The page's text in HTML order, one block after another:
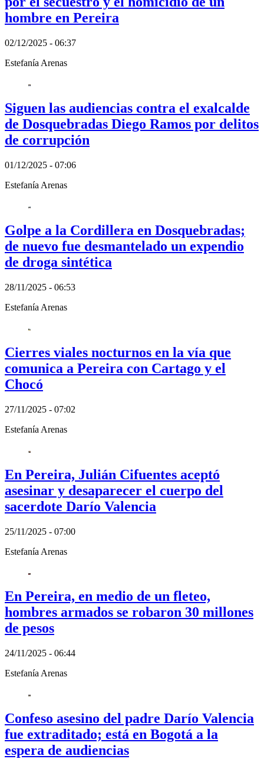
hombre en Pereira
02/12/2025 - 06:37
Estefanía Arenas
Siguen las audiencias contra el exalcalde
de Dosquebradas Diego Ramos por delitos
de corrupción
01/12/2025 - 07:06
Estefanía Arenas
Golpe a la Cordillera en Dosquebradas;
de nuevo fue desmantelado un expendio
de droga sintética
28/11/2025 - 06:53
Estefanía Arenas
Cierres viales nocturnos en la vía que
comunica a Pereira con Cartago y el
Chocó
27/11/2025 - 07:02
Estefanía Arenas
En Pereira, Julián Cifuentes aceptó
asesinar y desaparecer el cuerpo del
sacerdote Darío Valencia
25/11/2025 - 07:00
Estefanía Arenas
En Pereira, en medio de un fleteo,
hombres armados se robaron 30 millones
de pesos
24/11/2025 - 06:44
Estefanía Arenas
Confeso asesino del padre Darío Valencia
fue extraditado; está en Bogotá a la
espera de audiencias